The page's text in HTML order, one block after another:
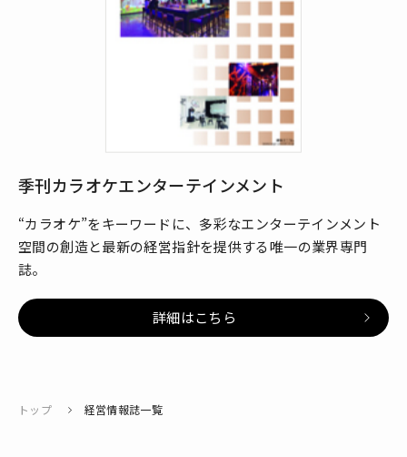
季刊カラオケエンターテインメント
“カラオケ”をキーワードに、多彩なエンターテインメント
空間の創造と最新の経営指針を提供する唯一の業界専門
誌。
詳細はこちら
トップ 経営情報誌一覧